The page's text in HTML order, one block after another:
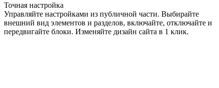
Точная настройка
Управляйте настройками из публичной части. Выбирайте
внешний вид элементов и разделов, включайте, отключайте и
передвигайте блоки. Изменяйте дизайн сайта в 1 клик.